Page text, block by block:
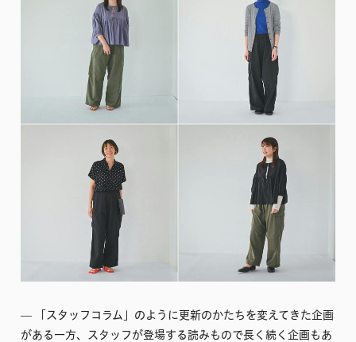
–– 「スタッフコラム」のように更新のかたちを変えてきた企画
がある一方、スタッフが登場する読みもので長く続く企画もあ